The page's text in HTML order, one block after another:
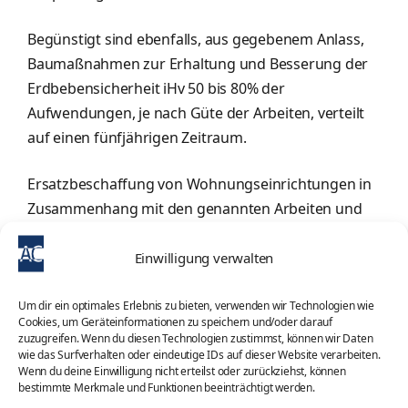
Einwilligung verwalten
Um dir ein optimales Erlebnis zu bieten, verwenden wir Technologien wie
Cookies, um Geräteinformationen zu speichern und/oder darauf
zuzugreifen. Wenn du diesen Technologien zustimmst, können wir Daten
wie das Surfverhalten oder eindeutige IDs auf dieser Website verarbeiten.
Wenn du deine Einwilligung nicht erteilst oder zurückziehst, können
bestimmte Merkmale und Funktionen beeinträchtigt werden.
Begünstigt sind ebenfalls, aus gegebenem Anlass,
Baumaßnahmen zur Erhaltung und Besserung der
Erdbebensicherheit iHv 50 bis 80% der
Aufwendungen, je nach Güte der Arbeiten, verteilt
auf einen fünfjährigen Zeitraum.
Ersatzbeschaffung von Wohnungseinrichtungen in
Zusammenhang mit den genannten Arbeiten und
Anschaffung von neuen Haushaltsgeräten einer
besseren Verbrauchstufe werden ebenfalls iHv 50%
Kategorien
Italien: Steuerrecht
Schlagwörter
Baumaßnahmen,Energieverbrauch,
Erdbebensicherheit,Haushaltsgesetz,Steuerabzug